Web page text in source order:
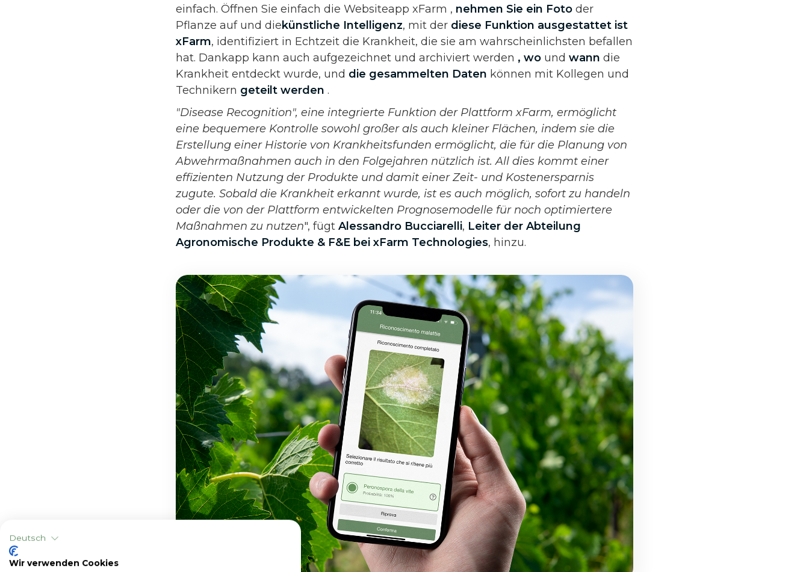
einfach. Öffnen Sie einfach die Websiteapp xFarm , nehmen Sie ein Foto der
Pflanze auf und diekünstliche Intelligenz, mit der diese Funktion ausgestattet ist
xFarm, identifiziert in Echtzeit die Krankheit, die sie am wahrscheinlichsten befallen
hat. Dankapp kann auch aufgezeichnet und archiviert werden , wo und wann die
Krankheit entdeckt wurde, und die gesammelten Daten können mit Kollegen und
Technikern geteilt werden .
"Disease Recognition", eine integrierte Funktion der Plattform xFarm, ermöglicht
eine bequemere Kontrolle sowohl großer als auch kleiner Flächen, indem sie die
Erstellung einer Historie von Krankheitsfunden ermöglicht, die für die Planung von
Abwehrmaßnahmen auch in den Folgejahren nützlich ist. All dies kommt einer
effizienten Nutzung der Produkte und damit einer Zeit- und Kostenersparnis
zugute. Sobald die Krankheit erkannt wurde, ist es auch möglich, sofort zu handeln
oder die von der Plattform entwickelten Prognosemodelle für noch optimiertere
Maßnahmen zu nutzen", fügt Alessandro Bucciarelli, Leiter der Abteilung
Agronomische Produkte & F&E bei xFarm Technologies, hinzu.
Deutsch
Wir verwenden Cookies